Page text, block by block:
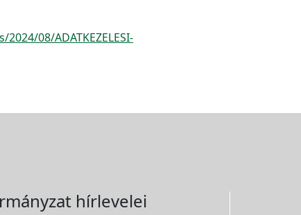
08/ADATKEZELESI-
hírlevelei